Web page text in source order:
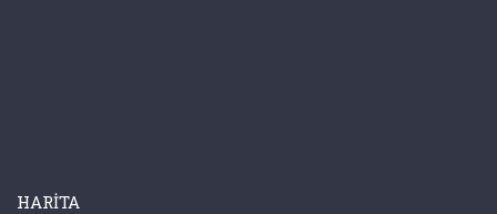
HARITA